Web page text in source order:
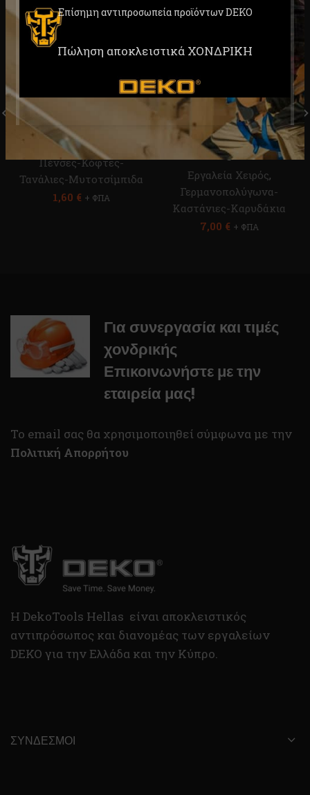
Επίσημη αντιπροσωπεία προϊόντων DEKO
Πώληση αποκλειστικά ΧΟΝΔΡΙΚΗ
Κόφτης DEKO DKD0102
Εργαλεία Χειρός
Πένσες-Κόφτες-
Τανάλιες-Μυτοτσίμπιδα
1,60 € + ΦΠΑ
Επαγγελματική Καστάνια
1/4”-6,35mm DEKO
DKA0301-01
Εργαλεία Χειρός,
Γερμανοπολύγωνα-
Καστάνιες-Καρυδάκια
7,00 € + ΦΠΑ
Για συνεργασία και τιμές
χονδρικής
Επικοινωνήστε με την
εταιρεία μας!
To email σας θα χρησιμοποιηθεί σύμφωνα με την
Πολιτική Απορρήτου
H DekoTools Hellas είναι αποκλειστικός
αντιπρόσωπος και διανομέας των εργαλείων
DEKO για την Ελλάδα και την Κύπρο.
ΣΎΝΔΕΣΜΟΙ